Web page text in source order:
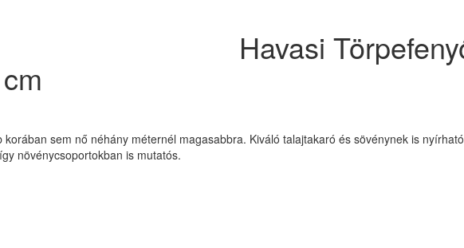
Havasi
sem nő néhány méternél magasabbra. Kiváló talajtakaró és sövénynek is
növénycsoportokban is mutatós.